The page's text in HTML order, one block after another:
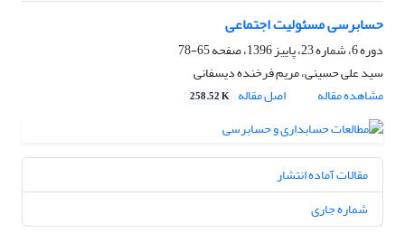
حسابرسی مسئولیت اجتماعی
دوره 6، شماره 23، پاییز 1396، صفحه
65-78
سید علی حسینی، مریم فرخنده دیسفانی
مشاهده مقاله
اصل مقاله 258.52 K
مقالات آماده انتشار
شماره جاری